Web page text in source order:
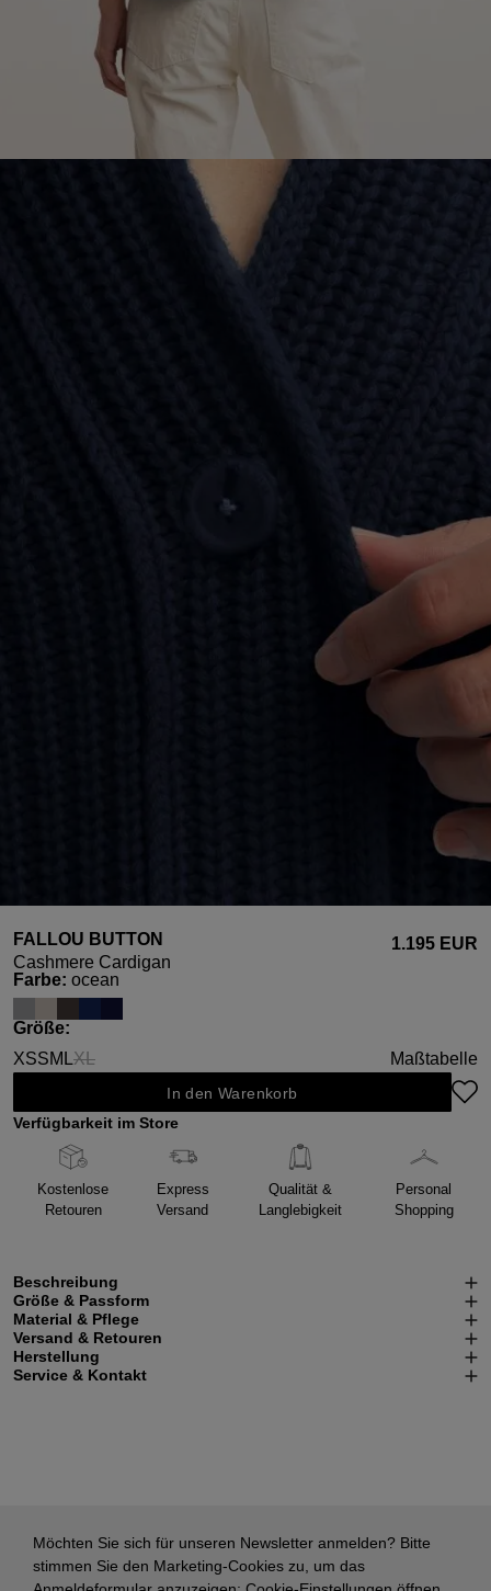
FALLOU BUTTON
Cashmere Cardigan
1.195 EUR
Farbeauswählen
: ocean
Größeauswählen
:
XSSM LXL
(Diese Option ist zurzeit nicht verfügbar.)
Maßtabelle
In den Warenkorb
Verfügbarkeit im Store
Kostenlose
Retouren
Express
Versand
Qualität &
Langlebigkeit
Personal
Shopping
Beschreibung
Größe & Passform
Material & Pflege
Versand & Retouren
Herstellung
Service & Kontakt
Möchten Sie sich für unseren Newsletter anmelden? Bitte
stimmen Sie den Marketing-Cookies zu, um das